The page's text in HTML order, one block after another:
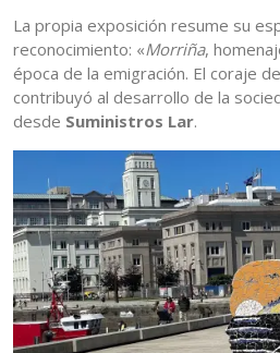
La propia exposición resume su
reconocimiento: «Morriña,
época de la emigración. El coraje
contribuyó al desarrollo de la
desde Suministros Lar.